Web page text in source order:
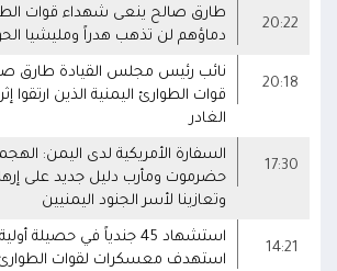
20:22
طارق صالح ينعى شهداء قوات
دماؤهم لن تذهب هدراً ومليشيا
20:18
نائب رئيس مجلس القيادة طارق
قوات الطوارئ اليمنية الذين ارتقوا
الغادر
17:30
السفارة الأمريكية لدى اليمن:
حضرموت ومأرب دليل جديد على
وتعازينا لأسر الجنود اليمنيين
14:21
استشهاد 45 جندياً في
استهدف معسكرات لقوات